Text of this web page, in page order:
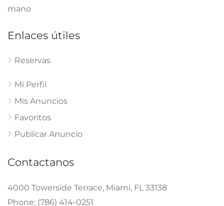
mano
Enlaces útiles
Reservas
Mi Perfil
Mis Anuncios
Favoritos
Publicar Anuncio
Contactanos
4000 Towerside Terrace, Miami, FL 33138
Phone: (786) 414-0251